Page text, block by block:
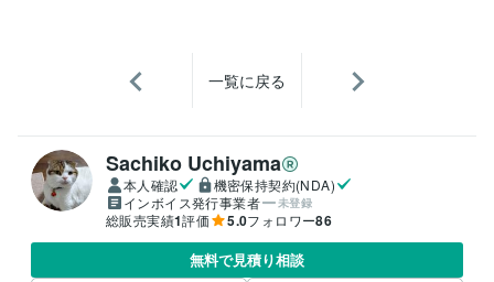
一覧に戻る
Sachiko Uchiyama
本人確認
機密保持契約(NDA)
インボイス発行事業者
未登録
総販売実績1評価 5.0フォロワー86
無料で見積り相談